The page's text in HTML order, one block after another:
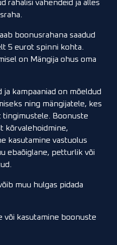
rahalisi vahendeid ja alles
boonusrahana saadud
5 eurot spinni kohta.
on Mängija ohus oma
ja kampaaniad on mõeldud
ning mängijatele, kes
tingimustele. Boonuste
kõrvalehoidmine,
kasutamine vastuolus
ebaõiglane, petturlik või
muu hulgas pidada
või kasutamine boonuste